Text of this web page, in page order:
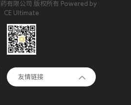
有限公司 版权所有 Powered by
CE Ultimate
友情链接
正大集团